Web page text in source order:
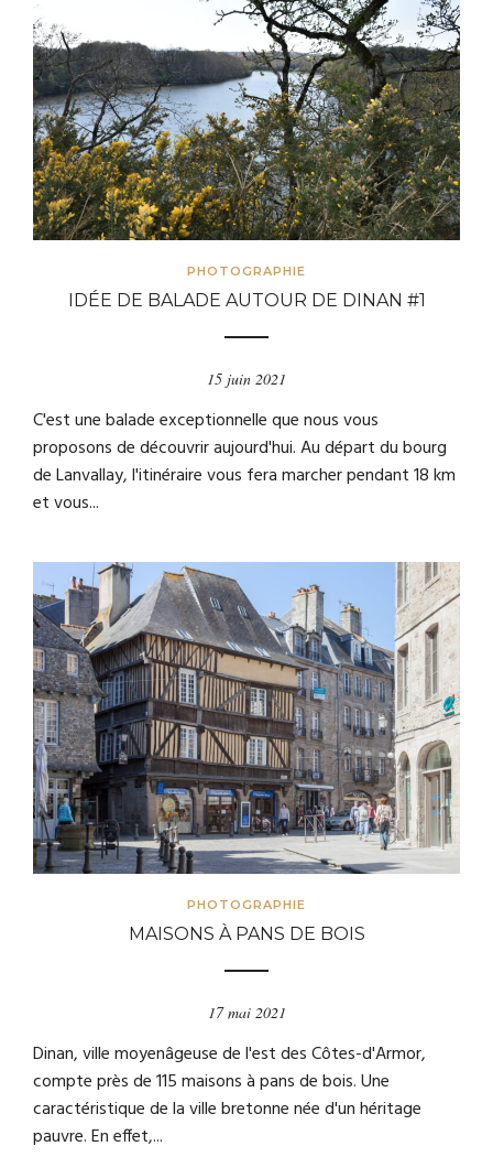
PHOTOGRAPHIE
IDÉE DE BALADE AUTOUR DE DINAN #1
15 juin 2021
C'est une balade exceptionnelle que nous vous
proposons de découvrir aujourd'hui. Au départ du bourg
de Lanvallay, l'itinéraire vous fera marcher pendant 18 km
et vous...
PHOTOGRAPHIE
MAISONS À PANS DE BOIS
17 mai 2021
Dinan, ville moyenâgeuse de l'est des Côtes-d'Armor,
compte près de 115 maisons à pans de bois. Une
caractéristique de la ville bretonne née d'un héritage
pauvre. En effet,...